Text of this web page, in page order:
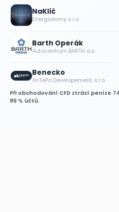
NaKlíč
Energodomy s.r.o.
Barth Operák
Autocentrum BARTH a.s.
Benecko
AnTePo Developement, s.r.o.
Při obchodování CFD ztrácí peníze
89 % účtů.